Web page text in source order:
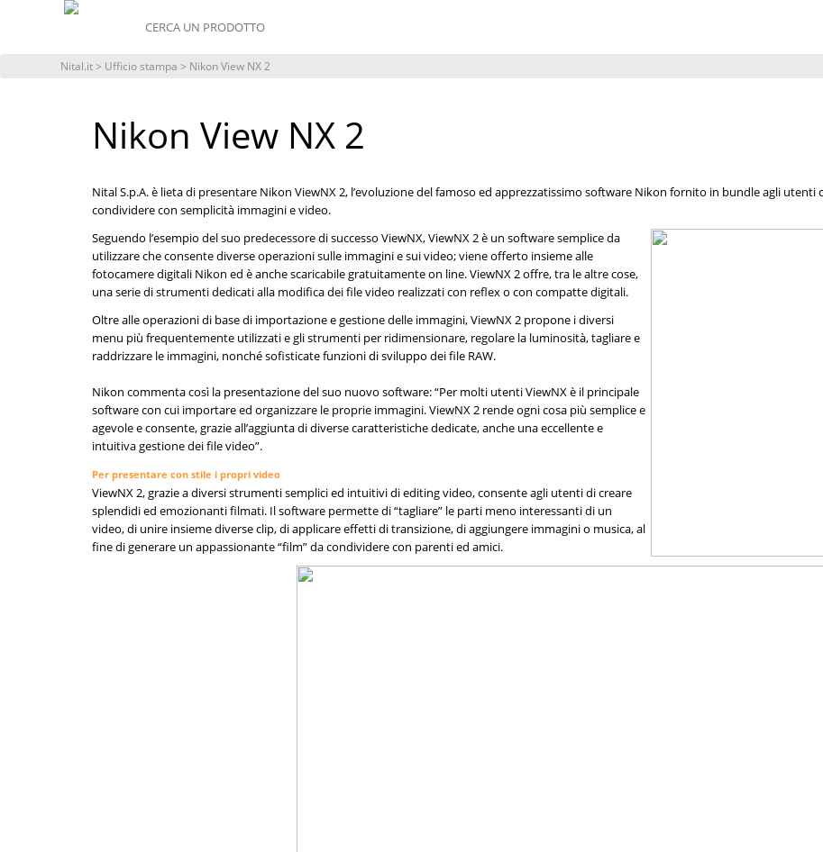
Nital.it> Ufficio stampa > Nikon View NX 2
Nikon View NX 2
Nital S.p.A. è lieta di presentare Nikon ViewNX 2, l’evoluzione del famoso ed apprezzatissimo software Nikon fornito in bundle agli
condividere con semplicità immagini e video.
Seguendo l’esempio del suo predecessore di successo ViewNX, ViewNX 2 è un software semplice da
utilizzare che consente diverse operazioni sulle immagini e sui video; viene offerto insieme alle
fotocamere digitali Nikon ed è anche scaricabile gratuitamente on line. ViewNX 2 offre, tra le altre cose,
una serie di strumenti dedicati alla modifica dei file video realizzati con reflex o con compatte digitali.
Oltre alle operazioni di base di importazione e gestione delle immagini, ViewNX 2 propone i diversi
menu più frequentemente utilizzati e gli strumenti per ridimensionare, regolare la luminosità, tagliare e
raddrizzare le immagini, nonché sofisticate funzioni di sviluppo dei file RAW.
Nikon commenta così la presentazione del suo nuovo software: “Per molti utenti ViewNX è il principale
software con cui importare ed organizzare le proprie immagini. ViewNX 2 rende ogni cosa più semplice e
agevole e consente, grazie all’aggiunta di diverse caratteristiche dedicate, anche una eccellente e
intuitiva gestione dei file video”.
Per presentare con stile i propri video
ViewNX 2, grazie a diversi strumenti semplici ed intuitivi di editing video, consente agli utenti di creare
splendidi ed emozionanti filmati. Il software permette di “tagliare” le parti meno interessanti di un
video, di unire insieme diverse clip, di applicare effetti di transizione, di aggiungere immagini o musica, al
fine di generare un appassionante “film” da condividere con parenti ed amici.